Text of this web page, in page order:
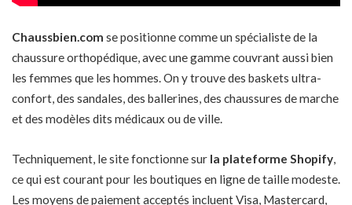
Chaussbien.com se positionne comme un spécialiste de la
chaussure orthopédique, avec une gamme couvrant aussi bien
les femmes que les hommes. On y trouve des baskets ultra-
confort, des sandales, des ballerines, des chaussures de marche
et des modèles dits médicaux ou de ville.
Techniquement, le site fonctionne sur la plateforme Shopify,
ce qui est courant pour les boutiques en ligne de taille modeste.
Les moyens de paiement acceptés incluent Visa, Mastercard,